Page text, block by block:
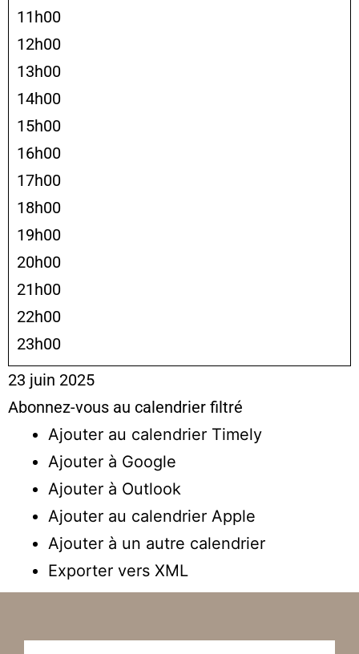
11h00
12h00
13h00
14h00
15h00
16h00
17h00
18h00
19h00
20h00
21h00
22h00
23h00
23 juin 2025
Abonnez-vous au calendrier filtré
Ajouter au calendrier Timely
Ajouter à Google
Ajouter à Outlook
Ajouter au calendrier Apple
Ajouter à un autre calendrier
Exporter vers XML